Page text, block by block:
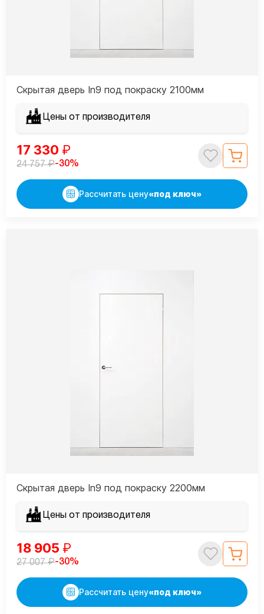
Скрытая дверь In9 под покраску 2100мм
Цены от производителя
17 330 ₽
24 757₽-30%
Рассчитать цену«под ключ»
Скрытая дверь In9 под покраску 2200мм
Цены от производителя
18 905 ₽
27 007₽-30%
Рассчитать цену«под ключ»